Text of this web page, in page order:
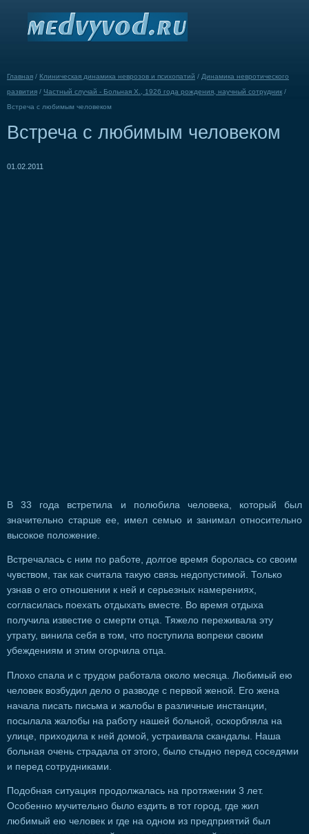
Главная / Клиническая динамика неврозов и психопатий / Динамика невротического
развития / Частный случай - Больная X., 1926 года рождения, научный сотрудник /
Встреча с любимым человеком
Встреча с любимым человеком
01.02.2011
В 33 года встретила и полюбила человека, который был
значительно старше ее, имел семью и занимал относительно
высокое положение.
Встречалась с ним по работе, долгое время боролась со своим
чувством, так как считала такую связь недопустимой. Только
узнав о его отношении к ней и серьезных намерениях,
согласилась поехать отдыхать вместе. Во время отдыха
получила известие о смерти отца. Тяжело переживала эту
утрату, винила себя в том, что поступила вопреки своим
убеждениям и этим огорчила отца.
Плохо спала и с трудом работала около месяца. Любимый ею
человек возбудил дело о разводе с первой женой. Его жена
начала писать письма и жалобы в различные инстанции,
посылала жалобы на работу нашей больной, оскорбляла на
улице, приходила к ней домой, устраивала скандалы. Наша
больная очень страдала от этого, было стыдно перед соседями
и перед сотрудниками.
Подобная ситуация продолжалась на протяжении 3 лет.
Особенно мучительно было ездить в тот город, где жил
любимый ею человек и где на одном из предприятий был